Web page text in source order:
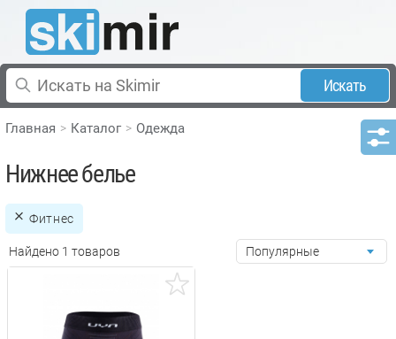
Искать
Главная Каталог Одежда
Нижнее белье
Фитнес
Найдено 1 товаров Популярные